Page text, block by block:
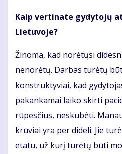
Kaip vertinate gydytojų
Lietuvoje?
Žinoma, kad norėtųsi
nenorėtų. Darbas turėtų
konstruktyviai, kad
pakankamai laiko skirti
rūpesčius, neskubėti.
krūviai yra per dideli. Jie
etatu, už kurį turėtų būti